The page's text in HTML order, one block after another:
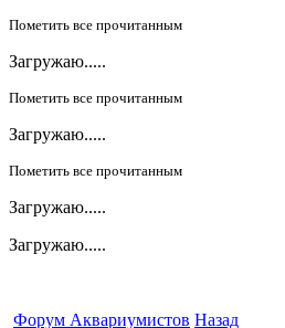
Пометить все прочитанным
Загружаю.....
Пометить все прочитанным
Загружаю.....
Пометить все прочитанным
Загружаю.....
Загружаю.....
Форум Аквариумистов Назад